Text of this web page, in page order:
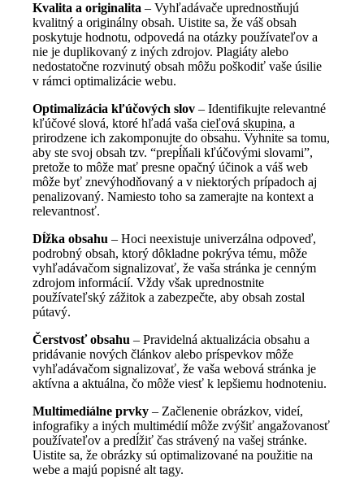
Kvalita a originalita – Vyhľadávače uprednostňujú
kvalitný a originálny obsah. Uistite sa, že váš obsah
poskytuje hodnotu, odpovedá na otázky používateľov a
nie je duplikovaný z iných zdrojov. Plagiáty alebo
nedostatočne rozvinutý obsah môžu poškodiť vaše úsilie
v rámci optimalizácie webu.
Optimalizácia kľúčových slov – Identifikujte relevantné
kľúčové slová, ktoré hľadá vašacieľová skupina, a
prirodzene ich zakomponujte do obsahu. Vyhnite sa tomu,
aby ste svoj obsah tzv. “prepĺňali kľúčovými slovami”,
pretože to môže mať presne opačný účinok a váš web
môže byť znevýhodňovaný a v niektorých prípadoch aj
penalizovaný. Namiesto toho sa zamerajte na kontext a
relevantnosť.
Dĺžka obsahu – Hoci neexistuje univerzálna odpoveď,
podrobný obsah, ktorý dôkladne pokrýva tému, môže
vyhľadávačom signalizovať, že vaša stránka je cenným
zdrojom informácií. Vždy však uprednostnite
používateľský zážitok a zabezpečte, aby obsah zostal
pútavý.
Čerstvosť obsahu – Pravidelná aktualizácia obsahu a
pridávanie nových článkov alebo príspevkov môže
vyhľadávačom signalizovať, že vaša webová stránka je
aktívna a aktuálna, čo môže viesť k lepšiemu hodnoteniu.
Multimediálne prvky – Začlenenie obrázkov, videí,
infografiky a iných multimédií môže zvýšiť angažovanosť
používateľov a predĺžiť čas strávený na vašej stránke.
Uistite sa, že obrázky sú optimalizované na použitie na
webe a majú popisné alt tagy.